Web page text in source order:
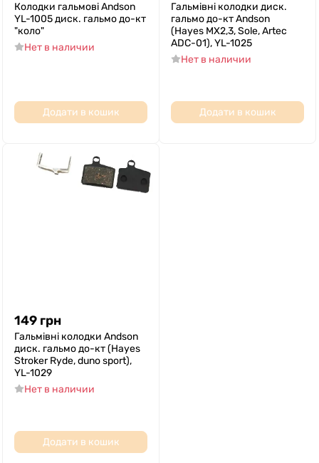
Колодки гальмові Andson
YL-1005 диск. гальмо до-кт
"коло"
Нет в наличии
Додати в кошик
Гальмівні колодки диск.
гальмо до-кт Andson
(Hayes MX2,3, Sole, Artec
ADC-01), YL-1025
Нет в наличии
Додати в кошик
149 грн
Гальмівні колодки Andson
диск. гальмо до-кт (Hayes
Stroker Ryde, duno sport),
YL-1029
Нет в наличии
Додати в кошик